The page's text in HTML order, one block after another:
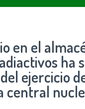
en el
ha
ejercicio
central